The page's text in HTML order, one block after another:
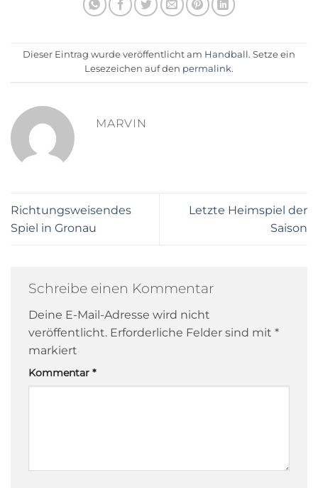
Dieser Eintrag wurde veröffentlicht am Handball. Setze ein
Lesezeichen auf den permalink.
MARVIN
Richtungsweisendes
Spiel in Gronau
Letzte Heimspiel der
Saison
Schreibe einen Kommentar
Deine E-Mail-Adresse wird nicht
veröffentlicht. Erforderliche Felder sind mit *
markiert
Kommentar *